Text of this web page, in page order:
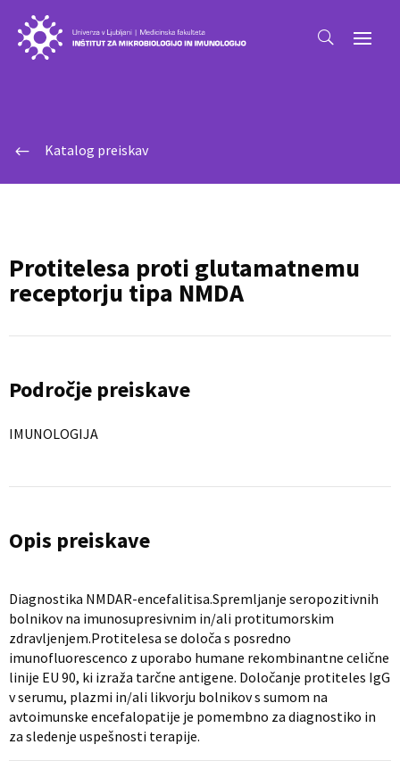
# Katalog preiskav
Protitelesa proti glutamatnemu
receptorju tipa NMDA
Področje preiskave
IMUNOLOGIJA
Opis preiskave
Diagnostika NMDAR-encefalitisa.Spremljanje seropozitivnih
bolnikov na imunosupresivnim in/ali protitumorskim
zdravljenjem.Protitelesa se določa s posredno
imunofluorescenco z uporabo humane rekombinantne celične
linije EU 90, ki izraža tarčne antigene. Določanje protiteles IgG
v serumu, plazmi in/ali likvorju bolnikov s sumom na
avtoimunske encefalopatije je pomembno za diagnostiko in
za sledenje uspešnosti terapije.